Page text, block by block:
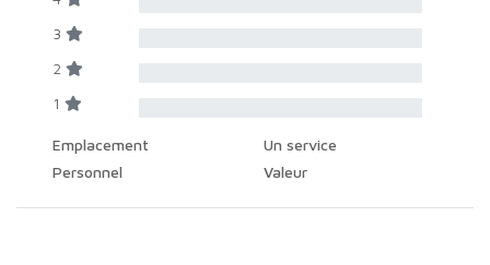
3
2
1
Emplacement
Un service
Personnel
Valeur